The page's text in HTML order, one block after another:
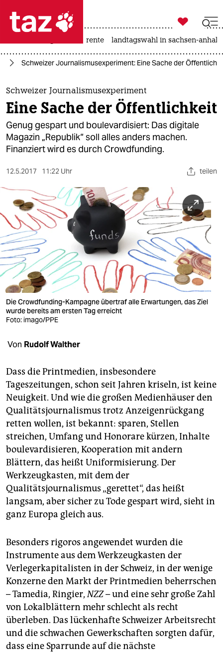
 taz zahl ich
taz zahl ich
themen
politik
öko
sport
berlin
nord
wahrheit
verlag
verlag
shop
fragen & hilfe
unterstützen
abo
genossenschaft
epaper login

taz zahl ich
rente landtagswahl in sachsen-anhalt
Schweizer Journalismusexperiment: Eine Sache der
Schweizer Journalismusexperiment
Eine Sache der Öffentlichkeit
Genug gespart und boulevardisiert: Das digitale
Magazin „Republik“ soll alles anders machen.
Finanziert wird es durch Crowdfunding.
12.5.2017 11:22 Uhr teilen
Die Crowdfunding-Kampagne übertraf alle Erwartungen, das Ziel
wurde bereits am ersten Tag erreicht
Foto: imago/PPE
Von Rudolf Walther
Dass die Printmedien, insbesondere
Tageszeitungen, schon seit Jahren kriseln, ist keine
Neuigkeit. Und wie die großen Medienhäuser den
Qualitätsjournalismus trotz Anzeigenrückgang
retten wollen, ist bekannt: sparen, Stellen
streichen, Umfang und Honorare kürzen, Inhalte
boulevardisieren, Kooperation mit andern
Blättern, das heißt Uniformisierung. Der
Werkzeugkasten, mit dem der
Qualitätsjournalismus „gerettet“, das heißt
langsam, aber sicher zu Tode gespart wird, sieht in
ganz Europa gleich aus.
Besonders rigoros angewendet wurden die
Instrumente aus dem Werkzeugkasten der
Verlegerkapitalisten in der Schweiz, in der wenige
Konzerne den Markt der Printmedien beherrschen
– Tamedia, Ringier,NZZ– und eine sehr große Zahl
von Lokalblättern mehr schlecht als recht
überleben. Das lückenhafte Schweizer Arbeitsrecht
und die schwachen Gewerkschaften sorgten dafür,
dass eine Sparrunde auf die nächste